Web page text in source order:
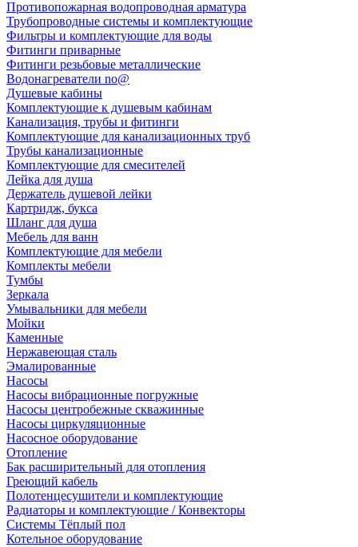
Противопожарная водопроводная арматура
Трубопроводные системы и комплектующие
Фильтры и комплектующие для воды
Фитинги приварные
Фитинги резьбовые металлические
Водонагреватели no@
Душевые кабины
Комплектующие к душевым кабинам
Канализация, трубы и фитинги
Комплектующие для канализационных труб
Трубы канализационные
Комплектующие для смесителей
Лейка для душа
Держатель душевой лейки
Картридж, букса
Шланг для душа
Мебель для ванн
Комплектующие для мебели
Комплекты мебели
Тумбы
Зеркала
Умывальники для мебели
Мойки
Каменные
Нержавеющая сталь
Эмалированные
Насосы
Насосы вибрационные погружные
Насосы центробежные скважинные
Насосы циркуляционные
Насосное оборудование
Отопление
Бак расширительный для отопления
Греющий кабель
Полотенцесушители и комплектующие
Радиаторы и комплектующие / Конвекторы
Системы Тёплый пол
Котельное оборудование